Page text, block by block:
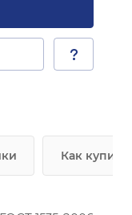
Как купить